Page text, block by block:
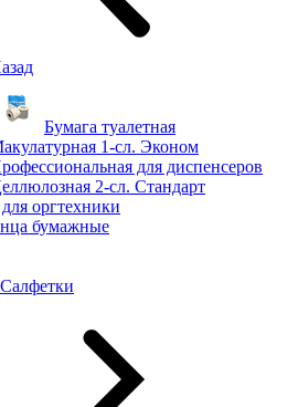
Бумага туалетная
1-сл. Эконом
для диспенсеров
2-сл. Стандарт
оргтехники
бумажные
Салфетки